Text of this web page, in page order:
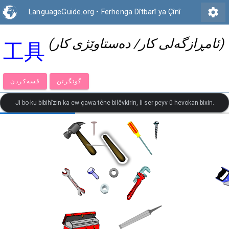
LanguageGuide.org • Ferhenga Dîtbarî ya Çînî settings
工具 (ئامڕازگەلی کار/ دەستاوێژی کار)
قسەكردن گوێگرتن
Ji bo ku bibihîzin ka ew çawa têne bilêvkirin, li ser peyv û hevokan bixin.